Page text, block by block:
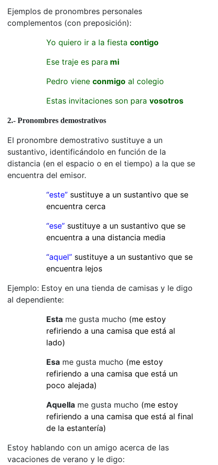
Ejemplos de pronombres personales
complementos (con preposición):
Yo quiero ir a la fiesta contigo
Ese traje es para mi
Pedro viene conmigo al colegio
Estas invitaciones son para vosotros
2.- Pronombres demostrativos
El pronombre demostrativo sustituye a un
sustantivo, identificándolo en función de la
distancia (en el espacio o en el tiempo) a la que se
encuentra del emisor.
“este” sustituye a un sustantivo que se
encuentra cerca
“ese” sustituye a un sustantivo que se
encuentra a una distancia media
“aquel” sustituye a un sustantivo que se
encuentra lejos
Ejemplo: Estoy en una tienda de camisas y le digo
al dependiente:
Esta me gusta mucho (me estoy
refiriendo a una camisa que está al
lado)
Esa me gusta mucho (me estoy
refiriendo a una camisa que está un
poco alejada)
Aquella me gusta mucho (me estoy
refiriendo a una camisa que está al final
de la estantería)
Estoy hablando con un amigo acerca de las
vacaciones de verano y le digo: